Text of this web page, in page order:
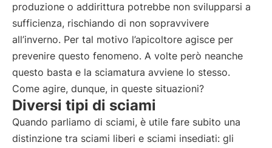
produzione o addirittura potrebbe non svilupparsi a
sufficienza, rischiando di non sopravvivere
all’inverno. Per tal motivo l’apicoltore agisce per
prevenire questo fenomeno. A volte però neanche
questo basta e la sciamatura avviene lo stesso.
Come agire, dunque, in queste situazioni?
Diversi tipi di sciami
Quando parliamo di sciami, è utile fare subito una
distinzione tra sciami liberi e sciami insediati: gli